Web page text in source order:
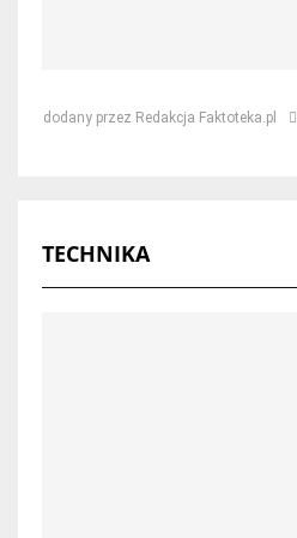
dodany przez Redakcja Faktoteka.pl
TECHNIKA